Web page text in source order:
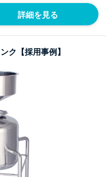
詳細を見る
ク【採用事例】